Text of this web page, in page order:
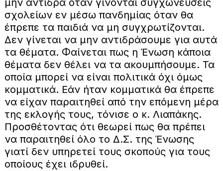
μην αντιδρά όταν γίνονται συγχωνεύσεις
σχολείων εν μέσω πανδημίας όταν θα
έπρεπε τα παιδιά να μη συγχρωτίζονται.
Δεν γίνεται να μην αντιδράσουμε για αυτά
τα θέματα. Φαίνεται πως η Ένωση κάποια
θέματα δεν θέλει να τα ακουμπήσουμε. Τα
οποία μπορεί να είναι πολιτικά όχι όμως
κομματικά. Εάν ήταν κομματικά θα έπρεπε
να είχαν παραιτηθεί από την επόμενη μέρα
της εκλογής τους, τόνισε ο κ. Λιαπάκης.
Προσθέτοντας ότι θεωρεί πως θα πρέπει
να παραιτηθεί όλο το Δ.Σ. της Ένωσης
γιατί δεν υπηρετεί τους σκοπούς για τους
οποίους έχει ιδρυθεί.